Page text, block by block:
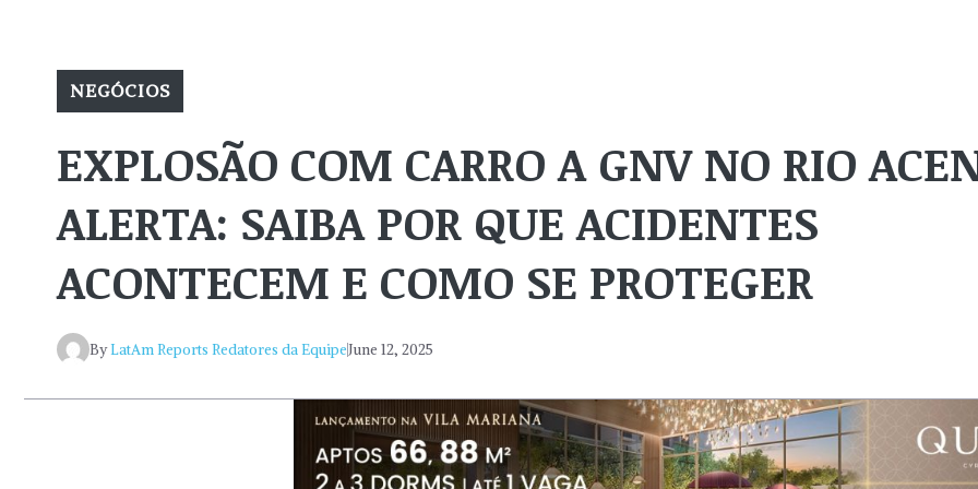
NEGÓCIOS
EXPLOSÃO COM CARRO A GNV NO RIO
ALERTA: SAIBA POR QUE ACIDENTES
ACONTECEM E COMO SE PROTEGER
ByLatAm Reports Redatores da EquipeJune 12, 2025